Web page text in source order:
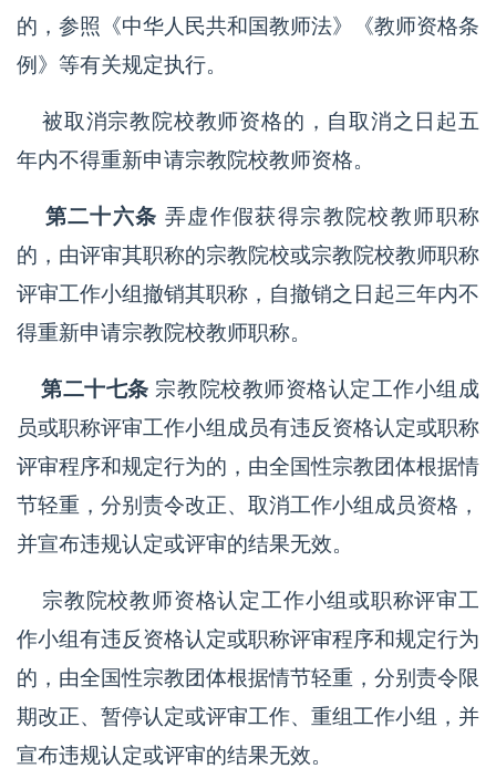
的，参照《中华人民共和国教师法》《教师资格条
例》等有关规定执行。
被取消宗教院校教师资格的，自取消之日起五
年内不得重新申请宗教院校教师资格。
第二十六条 弄虚作假获得宗教院校教师职称
的，由评审其职称的宗教院校或宗教院校教师职称
评审工作小组撤销其职称，自撤销之日起三年内不
得重新申请宗教院校教师职称。
第二十七条 宗教院校教师资格认定工作小组成
员或职称评审工作小组成员有违反资格认定或职称
评审程序和规定行为的，由全国性宗教团体根据情
节轻重，分别责令改正、取消工作小组成员资格，
并宣布违规认定或评审的结果无效。
宗教院校教师资格认定工作小组或职称评审工
作小组有违反资格认定或职称评审程序和规定行为
的，由全国性宗教团体根据情节轻重，分别责令限
期改正、暂停认定或评审工作、重组工作小组，并
宣布违规认定或评审的结果无效。